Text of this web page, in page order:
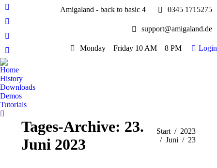
Facebook
page
opens
new
window
YouTube
page
opens
in
new
window
Whatsapp
page
opens
in
new
window
E-
Mail
page
opens
in
new
Amigaland - back to basic 4 0345 1715275
support@amigaland.de
Monday – Friday 10 AM – 8 PM Login
Home
History
Downloads
Demos
Tutorials
Search:
Tages-Archive: 23.
Juni 2023
Sie befinden sich hier:
Start
2023
Juni
23